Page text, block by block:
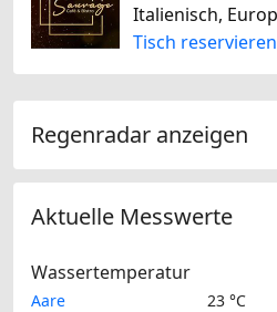
Tisch reservieren
Regenradar anzeigen
Aktuelle Messwerte
Wassertemperatur
Aare 23 °C